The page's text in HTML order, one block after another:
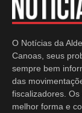
O Notícias da
Canoas, seus
sempre bem
das
fiscalizadores.
melhor forma e